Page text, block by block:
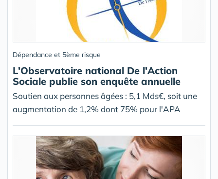
Dépendance et 5ème risque
L'Observatoire national De l'Action
Sociale publie son enquête annuelle
Soutien aux personnes âgées : 5,1 Mds€, soit une
augmentation de 1,2% dont 75% pour l'APA